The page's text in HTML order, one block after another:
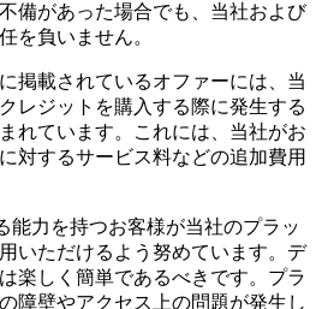
備があった場合でも、当社および
を負いません。
掲載されているオファーには、当
レジットを購入する際に発生する
れています。これには、当社がお
対するサービス料などの追加費用
能力を持つお客様が当社のプラッ
いただけるよう努めています。デ
楽しく簡単であるべきです。プラ
障壁やアクセス上の問題が発生し